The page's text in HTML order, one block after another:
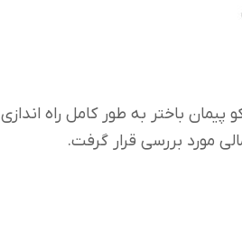
باختر به طور کامل راه اندازی
مورد بررسی قرار گرفت.